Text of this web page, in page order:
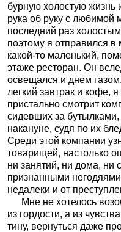
бурную холостую жизнь
рука об руку с
последний раз
поэтому я отправился
какой-то маленький,
этаже ресторан. Он
освещался и днем
легкий завтрак и кофе,
пристально смотрит
сидевших за
накануне, судя по их
Среди этой компании
товарищей, настолько
ни занятий, ни дома, ни
признанными
недалеки и от
Мне не хотелось
из гордости, а из
тину, вернуться даже